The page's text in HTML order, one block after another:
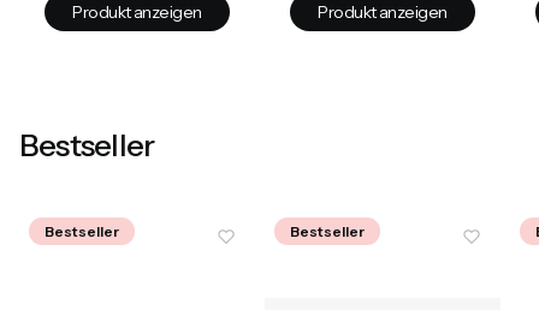
Produkt anzeigen Produkt anzeigen
Bestseller
Bestseller Bestseller